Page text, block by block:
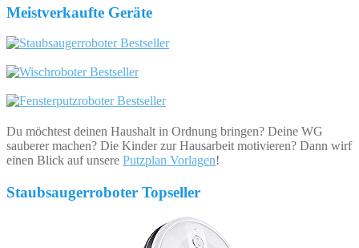
Meistverkaufte Geräte
Du möchtest deinen Haushalt in Ordnung bringen? Deine WG
sauberer machen? Die Kinder zur Hausarbeit motivieren? Dann wirf
einen Blick auf unsere Putzplan Vorlagen!
Staubsaugerroboter Topseller